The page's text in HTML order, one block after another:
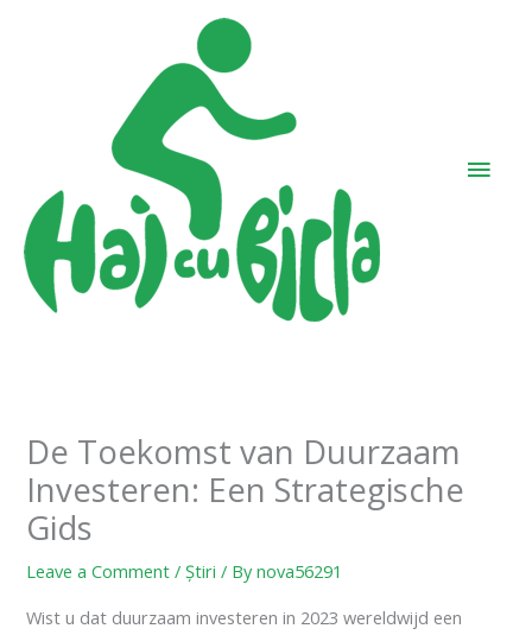
De Toekomst van Duurzaam
Investeren: Een Strategische
Gids
Leave a Comment /Știri / Bynova56291
Wist u dat duurzaam investeren in 2023 wereldwijd een